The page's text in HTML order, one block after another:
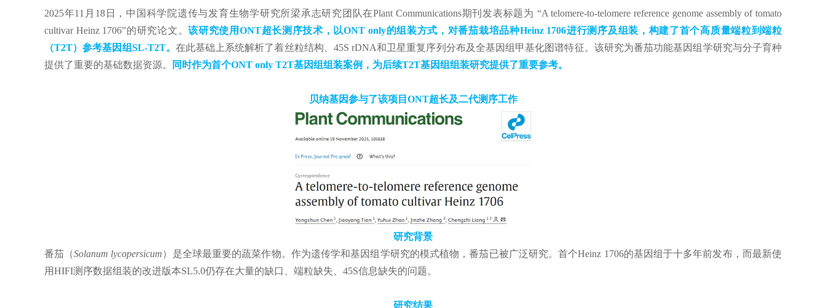
2025年11月18日，中国科学院遗传与发育生物学研究所梁承志研究团队在Plant Communications期刊发表标题为 “A telomere-to-telomere reference genome assembly of tomato
cultivar Heinz 1706”的研究论文。该研究使用ONT超长测序技术，以ONT only的组装方式，对番茄栽培品种Heinz 1706进行测序及组装，构建了首个高质量端粒到端粒
（T2T）参考基因组SL-T2T。 在此基础上系统解析了着丝粒结构、45S rDNA和卫星重复序列分布及全基因组甲基化图谱特征。该研究为番茄功能基因组学研究与分子育种
提供了重要的基础数据资源。
同时作为首个ONT only T2T基因组组装案例，为后续T2T基因组组装研究提供了重要参考。
贝纳基因参与了该项目ONT超长及二代测序工作
研究背景
番茄（Solanum lycopersicum）是全球最重要的蔬菜作物。作为遗传学和基因组学研究的模式植物，番茄已被广泛研究。首个Heinz 1706的基因组于十多年前发布，而最新使
用HIFI测序数据组装的改进版本SL5.0仍存在大量的缺口、端粒缺失、45S信息缺失的问题。
研究结果